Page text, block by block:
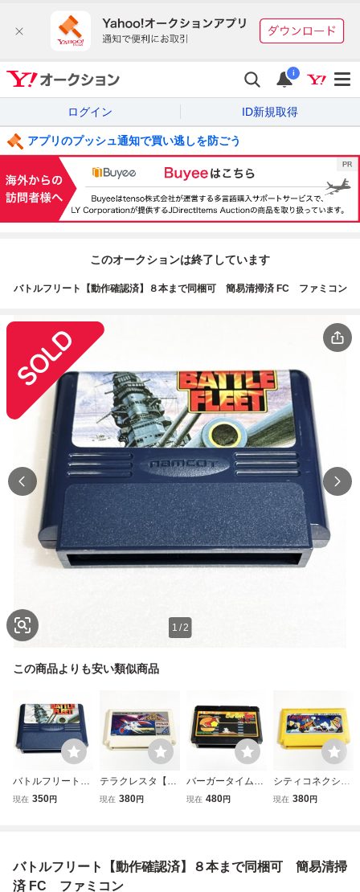
i
ログイン ID新規取得
アプリのプッシュ通知で買い逃しを防ごう
このオークションは終了しています
バトルフリート【動作確認済】８本まで同梱可 簡易清掃済 FC ファミコン
1 /2
この商品よりも安い類似商品
バトルフリート
【動作確認済】８
現在 350円
テラクレスタ【動
作確認済】８本ま
現在 380円
バーガータイム
【動作確認済】８
現在 480円
シティコネクショ
ン【動作確認済】
現在 380円
バトルフリート【動作確認済】８本まで同梱可 簡易清掃
済 FC ファミコン